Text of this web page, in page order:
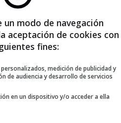
35€/año
de la revista Yorokobu.
revistas en formato digital.
exclusivo de Yorokobu.
con contenido exclusivo para
modo de navegación
aceptación de cookies con
fines:
medición de publicidad y
de audiencia y desarrollo de servicios
en un dispositivo y/o acceder a ella